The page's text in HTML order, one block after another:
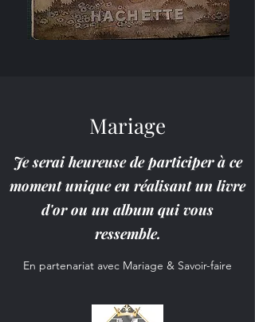
Mariage
Je serai heureuse de participer à ce
moment unique en réalisant un livre
d'or ou un album qui vous
ressemble.
En partenariat avec Mariage & Savoir-faire